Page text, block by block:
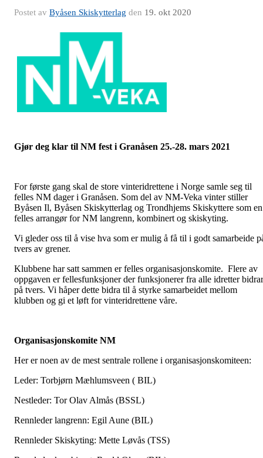
Postet av Byåsen Skiskytterlag den 19. okt 2020
Gjør deg klar til NM fest i Granåsen 25.-28. mars 2021
For første gang skal de store vinteridrettene i Norge samle seg til
felles NM dager i Granåsen. Som del av NM-Veka vinter stiller
Byåsen Il, Byåsen Skiskytterlag og Trondhjems Skiskyttere som en
felles arrangør for NM langrenn, kombinert og skiskyting.
Vi gleder oss til å vise hva som er mulig å få til i godt samarbeide
tvers av grener.
Klubbene har satt sammen er felles organisasjonskomite. Flere av
oppgaven er fellesfunksjoner der funksjonerer fra alle idretter bidrar
på tvers. Vi håper dette bidra til å styrke samarbeidet mellom
klubben og gi et løft for vinteridrettene våre.
Organisasjonskomite NM
Her er noen av de mest sentrale rollene i organisasjonskomiteen:
Leder: Torbjørn Mæhlumsveen ( BIL)
Nestleder: Tor Olav Almås (BSSL)
Rennleder langrenn: Egil Aune (BIL)
Rennleder Skiskyting: Mette Løvås (TSS)